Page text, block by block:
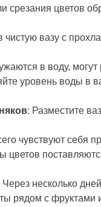
срезания цветов
вазу с
в воду,
уровень воды в
: Разместите
чувствуют себя
цветов
Через несколько
рядом с фруктами